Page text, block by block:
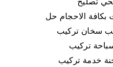
بكافة الاحجام حل
سخان تركيب
تركيب
خدمة تركيب